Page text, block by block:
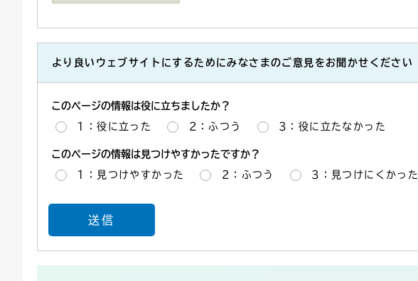
より良いウェブサイトにするためにみなさまのご意見をお聞かせください
このページの情報は役に立ちましたか？
1：役に立った 2：ふつう 3：役に立たなかった
このページの情報は見つけやすかったですか？
1：見つけやすかった 2：ふつう 3：見つけにくかった